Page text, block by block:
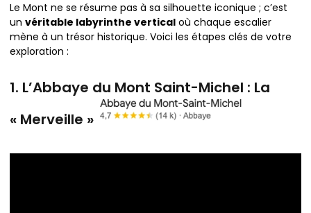
Le Mont ne se résume pas à sa silhouette iconique ; c’est
un véritable labyrinthe vertical où chaque escalier
mène à un trésor historique. Voici les étapes clés de votre
exploration :
1. L’Abbaye du Mont Saint-Michel : La
« Merveille »